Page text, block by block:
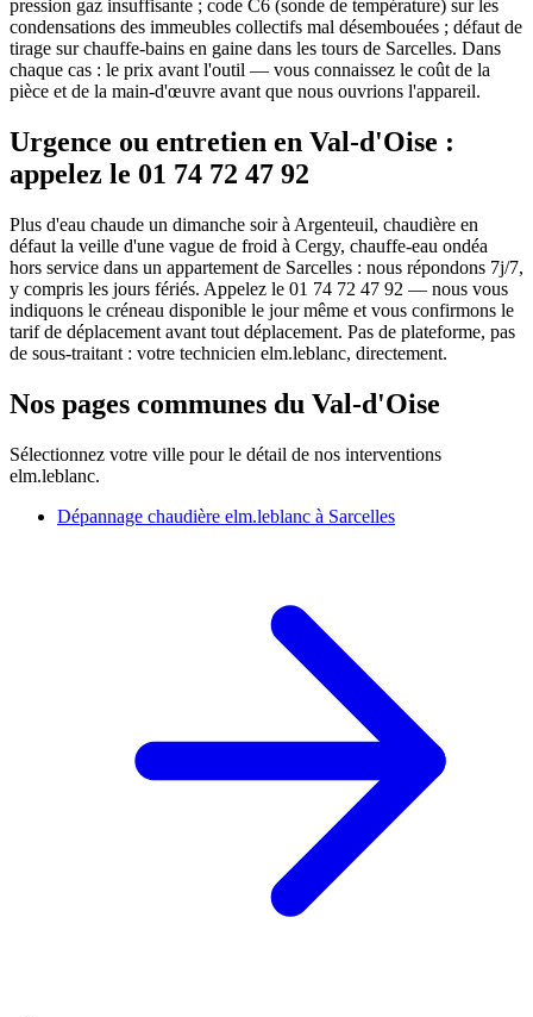
pression gaz insuffisante ; code C6 (sonde de température) sur les
condensations des immeubles collectifs mal désembouées ; défaut de
tirage sur chauffe-bains en gaine dans les tours de Sarcelles. Dans
chaque cas : le prix avant l'outil — vous connaissez le coût de la
pièce et de la main-d'œuvre avant que nous ouvrions l'appareil.
Urgence ou entretien en Val-d'Oise :
appelez le 01 74 72 47 92
Plus d'eau chaude un dimanche soir à Argenteuil, chaudière en
défaut la veille d'une vague de froid à Cergy, chauffe-eau ondéa
hors service dans un appartement de Sarcelles : nous répondons 7j/7,
y compris les jours fériés. Appelez le 01 74 72 47 92 — nous vous
indiquons le créneau disponible le jour même et vous confirmons le
tarif de déplacement avant tout déplacement. Pas de plateforme, pas
de sous-traitant : votre technicien elm.leblanc, directement.
Nos pages communes du Val-d'Oise
Sélectionnez votre ville pour le détail de nos interventions
elm.leblanc.
Dépannage chaudière elm.leblanc à Sarcelles